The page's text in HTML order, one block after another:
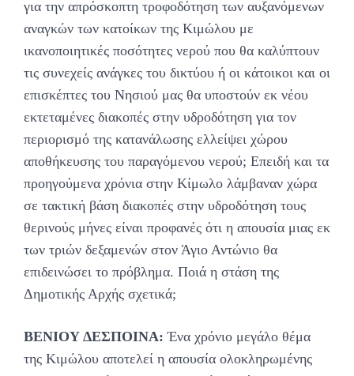
για την απρόσκοπτη τροφοδότηση των αυξανόμενων
αναγκών των κατοίκων της Κιμώλου με
ικανοποιητικές ποσότητες νερού που θα καλύπτουν
τις συνεχείς ανάγκες του δικτύου ή οι κάτοικοι και οι
επισκέπτες του Νησιού μας θα υποστούν εκ νέου
εκτεταμένες διακοπές στην υδροδότηση για τον
περιορισμό της κατανάλωσης ελλείψει χώρου
αποθήκευσης του παραγόμενου νερού; Επειδή και τα
προηγούμενα χρόνια στην Κίμωλο λάμβαναν χώρα
σε τακτική βάση διακοπές στην υδροδότηση τους
θερινούς μήνες είναι προφανές ότι η απουσία μιας εκ
των τριών δεξαμενών στον Άγιο Αντώνιο θα
επιδεινώσει το πρόβλημα. Ποιά η στάση της
Δημοτικής Αρχής σχετικά;
ΒΕΝΙΟΥ ΔΕΣΠΟΙΝΑ: Ένα χρόνιο μεγάλο θέμα
της Κιμώλου αποτελεί η απουσία ολοκληρωμένης